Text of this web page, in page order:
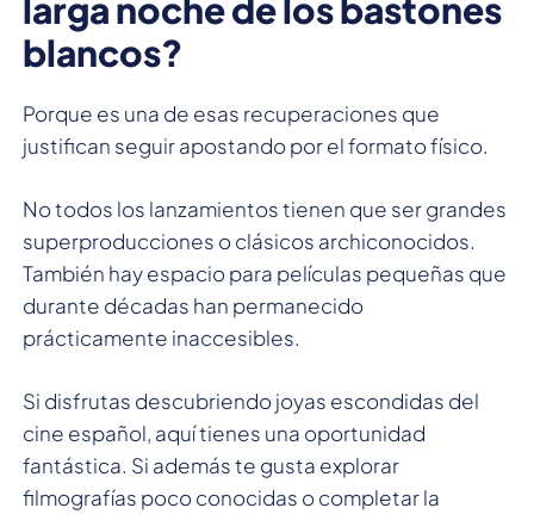
larga noche de los bastones
blancos?
Porque es una de esas recuperaciones que
justifican seguir apostando por el formato físico.
No todos los lanzamientos tienen que ser grandes
superproducciones o clásicos archiconocidos.
También hay espacio para películas pequeñas que
durante décadas han permanecido
prácticamente inaccesibles.
Si disfrutas descubriendo joyas escondidas del
cine español, aquí tienes una oportunidad
fantástica. Si además te gusta explorar
filmografías poco conocidas o completar la